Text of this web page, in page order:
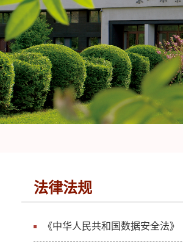
法律法规
《中华人民共和国数据安全法》